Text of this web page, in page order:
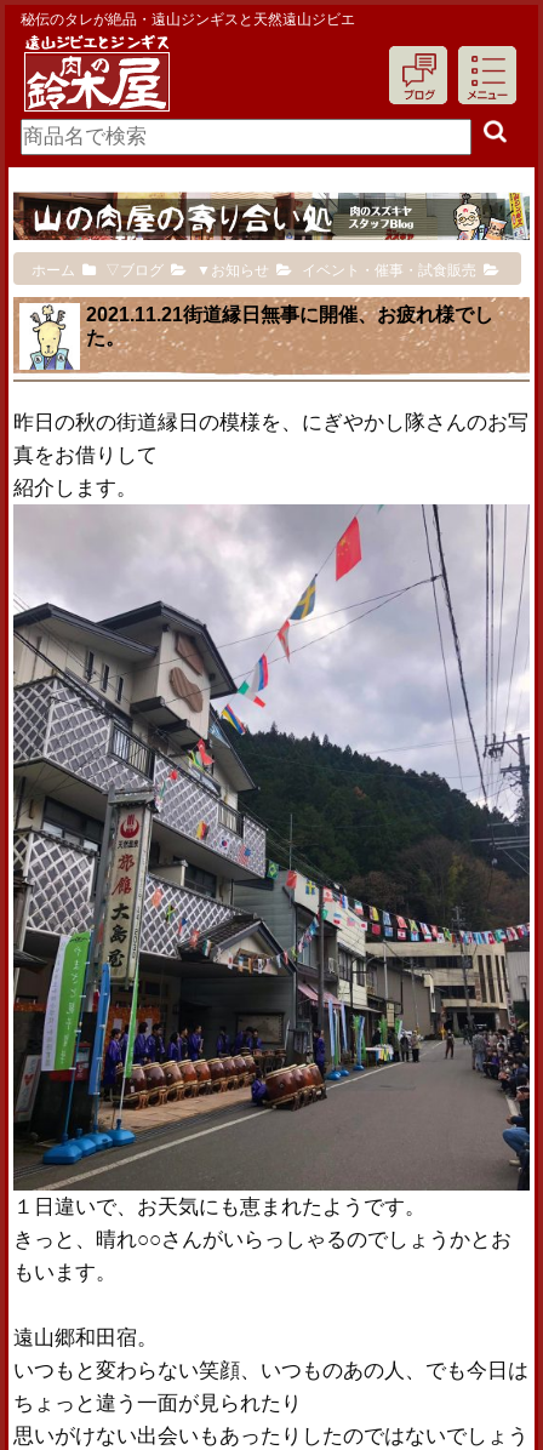
秘伝のタレが絶品・遠山ジンギスと天然遠山ジビエ
ホーム ▽ブログ ▼お知らせ イベント・催事・試食販売
2021.11.21街道縁日無事に開催、お疲れ様でし
た。
昨日の秋の街道縁日の模様を、にぎやかし隊さんのお写
真をお借りして
紹介します。
１日違いで、お天気にも恵まれたようです。
きっと、晴れ○○さんがいらっしゃるのでしょうかとお
もいます。
遠山郷和田宿。
いつもと変わらない笑顔、いつものあの人、でも今日は
ちょっと違う一面が見られたり
思いがけない出会いもあったりしたのではないでしょう